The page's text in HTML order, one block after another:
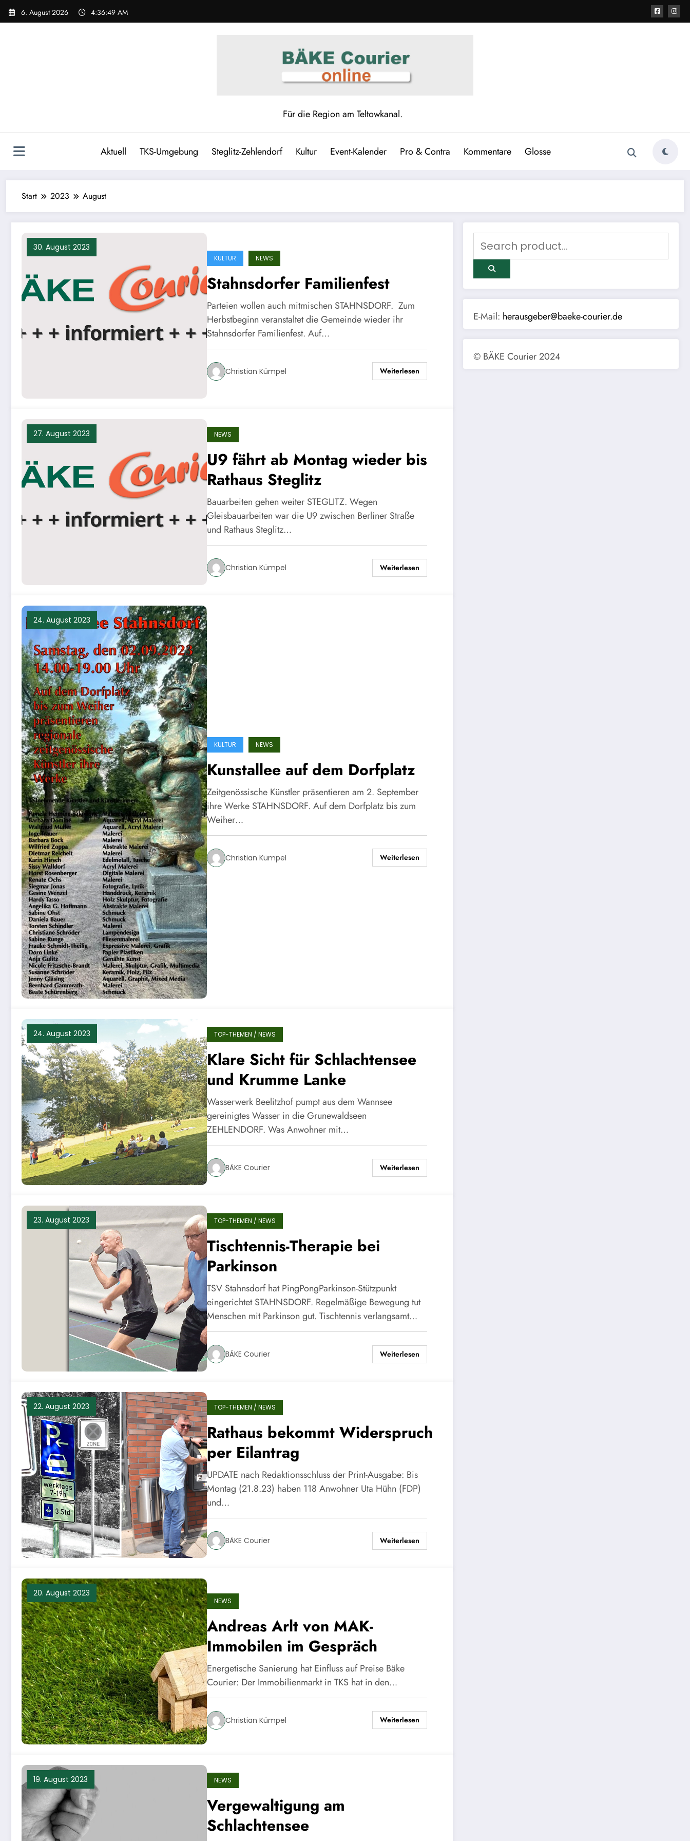
Zum
Inhalt
6. August 2026 4:36:50 AM
Für die Region am Teltowkanal.
Aktuell TKS-Umgebung Steglitz-Zehlendorf Kultur Event-Kalender Pro & Contra Kommentare Glosse
Start 2023 August
30. August 2023
KULTUR NEWS
Stahnsdorfer Familienfest
Parteien wollen auch mitmischen STAHNSDORF. Zum
Herbstbeginn veranstaltet die Gemeinde wieder ihr
Stahnsdorfer Familienfest. Auf…
Christian Kümpel Weiterlesen
27. August 2023 NEWS
U9 fährt ab Montag wieder bis
Rathaus Steglitz
Bauarbeiten gehen weiter STEGLITZ. Wegen
Gleisbauarbeiten war die U9 zwischen Berliner Straße
und Rathaus Steglitz…
Christian Kümpel Weiterlesen
24. August 2023
KULTUR NEWS
Kunstallee auf dem Dorfplatz
Zeitgenössische Künstler präsentieren am 2. September
ihre Werke STAHNSDORF. Auf dem Dorfplatz bis zum
Weiher…
Christian Kümpel Weiterlesen
24. August 2023 TOP-THEMEN / NEWS
Klare Sicht für Schlachtensee
und Krumme Lanke
Wasserwerk Beelitzhof pumpt aus dem Wannsee
gereinigtes Wasser in die Grunewaldseen
ZEHLENDORF. Was Anwohner mit…
BÄKE Courier Weiterlesen
23. August 2023 TOP-THEMEN / NEWS
Tischtennis-Therapie bei
Parkinson
TSV Stahnsdorf hat PingPongParkinson-Stützpunkt
eingerichtet STAHNSDORF. Regelmäßige Bewegung tut
Menschen mit Parkinson gut. Tischtennis verlangsamt…
BÄKE Courier Weiterlesen
22. August 2023 TOP-THEMEN / NEWS
Rathaus bekommt Widerspruch
per Eilantrag
UPDATE nach Redaktionsschluss der Print-Ausgabe: Bis
Montag (21.8.23) haben 118 Anwohner Uta Hühn (FDP)
und…
BÄKE Courier Weiterlesen
20. August 2023
NEWS
Andreas Arlt von MAK-
Immobilen im Gespräch
Energetische Sanierung hat Einfluss auf Preise Bäke
Courier: Der Immobilienmarkt in TKS hat in den…
Christian Kümpel Weiterlesen
19. August 2023 NEWS
Vergewaltigung am
Schlachtensee
E-Mail: herausgeber@baeke-courier.de
© BÄKE Courier 2024